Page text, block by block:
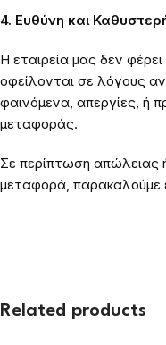
4. Ευθύνη και
Η εταιρεία μας δεν
οφείλονται σε λόγους
φαινόμενα, απεργίες, ή
μεταφοράς.
Σε περίπτωση απώλειας
μεταφορά, παρακαλούμε
Related products